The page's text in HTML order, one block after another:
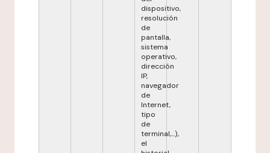
dispositivo,
resolución
de
pantalla,
sistema
operativo,
dirección
IP,
navegador
de
Internet,
tipo
de
terminal,...),
el